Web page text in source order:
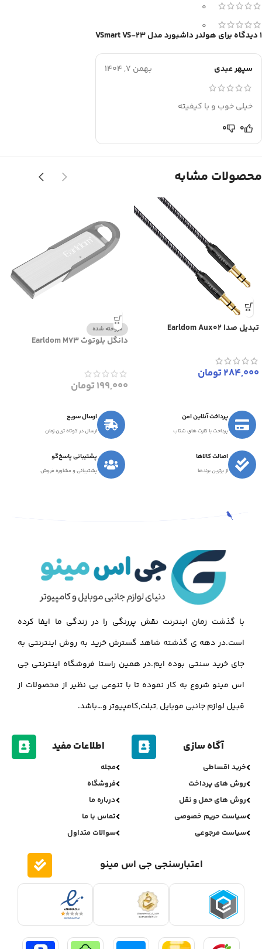
0
0
1 دیدگاه برای هولدر داشبورد مدل VSmart VS-23
سپهر عبدی بهمن 7, 1404
خیلی خوب و با کیفیته
0
0
محصولات مشابه
تبدیل صدا Earldom Aux02
284,000تومان
فروخته شده
دانگل بلوتوث Earldom M73
199,000تومان
پرداخت آنلاین امن
پرداخت با کارت های شتاب
ارسال سریع
ارسال در کوتاه ترین زمان
اصالت کالاها
از برترین برندها
پشتیبانی پاسخ‌گو
پشتیبانی و مشاوره فروش
با گذشت زمان اینترنت نقش پررنگی را در زندگی ما ایفا کرده
است.در دهه ی گذشته شاهد گسترش خرید به روش اینترنتی به
جای خرید سنتی بوده ایم.در همین راستا فروشگاه اینترنتی جی
اس مینو شروع به کار نموده تا با تنوعی بی نظیر از محصولات از
قبیل لوازم جانبی موبایل ,تبلت,کامپیوتر و…باشد.
آگاه سازی
خرید اقساطی
روش های پرداخت
روش های حمل و نقل
سیاست حریم خصوصی
سیاست مرجوعی
اطلاعات مفید
مجله
فروشگاه
درباره ما
تماس با ما
سوالات متداول
اعتبارسنجی جی اس مینو